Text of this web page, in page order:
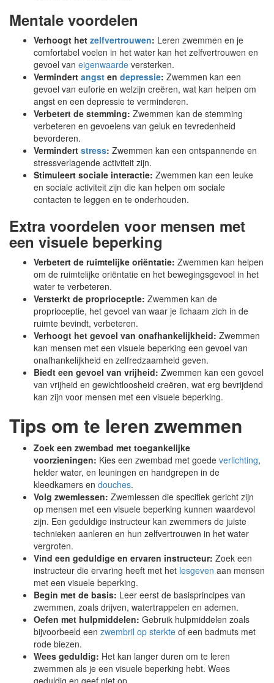
Mentale voordelen
Verhoogt het zelfvertrouwen: Leren zwemmen en je
comfortabel voelen in het water kan het zelfvertrouwen en
gevoel van eigenwaarde versterken.
Vermindert angst en depressie: Zwemmen kan een
gevoel van euforie en welzijn creëren, wat kan helpen om
angst en een depressie te verminderen.
Verbetert de stemming: Zwemmen kan de stemming
verbeteren en gevoelens van geluk en tevredenheid
bevorderen.
Vermindert stress: Zwemmen kan een ontspannende en
stressverlagende activiteit zijn.
Stimuleert sociale interactie: Zwemmen kan een leuke
en sociale activiteit zijn die kan helpen om sociale
contacten te leggen en te onderhouden.
Extra voordelen voor mensen met
een visuele beperking
Verbetert de ruimtelijke oriëntatie: Zwemmen kan helpen
om de ruimtelijke oriëntatie en het bewegingsgevoel in het
water te verbeteren.
Versterkt de proprioceptie: Zwemmen kan de
proprioceptie, het gevoel van waar je lichaam zich in de
ruimte bevindt, verbeteren.
Verhoogt het gevoel van onafhankelijkheid: Zwemmen
kan mensen met een visuele beperking een gevoel van
onafhankelijkheid en zelfredzaamheid geven.
Biedt een gevoel van vrijheid: Zwemmen kan een gevoel
van vrijheid en gewichtloosheid creëren, wat erg bevrijdend
kan zijn voor mensen met een visuele beperking.
Tips om te leren zwemmen
Zoek een zwembad met toegankelijke
voorzieningen: Kies een zwembad met goede verlichting,
helder water, en leuningen en handgrepen in de
kleedkamers en douches.
Volg zwemlessen: Zwemlessen die specifiek gericht zijn
op mensen met een visuele beperking kunnen waardevol
zijn. Een geduldige instructeur kan zwemmers de juiste
technieken aanleren en hun zelfvertrouwen in het water
vergroten.
Vind een geduldige en ervaren instructeur: Zoek een
instructeur die ervaring heeft met het lesgeven aan mensen
met een visuele beperking.
Begin met de basis: Leer eerst de basisprincipes van
zwemmen, zoals drijven, watertrappelen en ademen.
Oefen met hulpmiddelen: Gebruik hulpmiddelen zoals
bijvoorbeeld een zwembril op sterkte of een badmuts met
rode biezen.
Wees geduldig: Het kan langer duren om te leren
zwemmen als je een visuele beperking hebt. Wees
geduldig en geef niet op.